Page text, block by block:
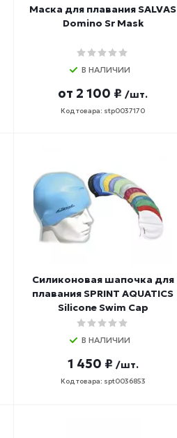
Маска для плавания SALVAS
Domino Sr Mask
В НАЛИЧИИ
от 2 100 ₽ /шт.
Код товара: stp0037170
Силиконовая шапочка для
плавания SPRINT AQUATICS
Silicone Swim Cap
В НАЛИЧИИ
1 450 ₽ /шт.
Код товара: spt0036853